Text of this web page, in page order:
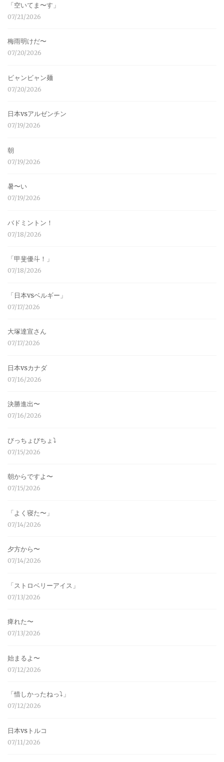
「空いてま〜す」
07/21/2026
梅雨明けだ〜
07/20/2026
ビャンビャン麺
07/20/2026
日本vsアルゼンチン
07/19/2026
朝
07/19/2026
暑〜い
07/19/2026
バドミントン！
07/18/2026
「甲斐優斗！」
07/18/2026
「日本vsベルギー」
07/17/2026
大塚達宣さん
07/17/2026
日本vsカナダ
07/16/2026
決勝進出〜
07/16/2026
びっちょびちょ⤵︎
07/15/2026
朝からですよ〜
07/15/2026
「よく寝た〜」
07/14/2026
夕方から〜
07/14/2026
「ストロベリーアイス」
07/13/2026
痺れた〜
07/13/2026
始まるよ〜
07/12/2026
「惜しかったねっ⤵︎」
07/12/2026
日本vsトルコ
07/11/2026